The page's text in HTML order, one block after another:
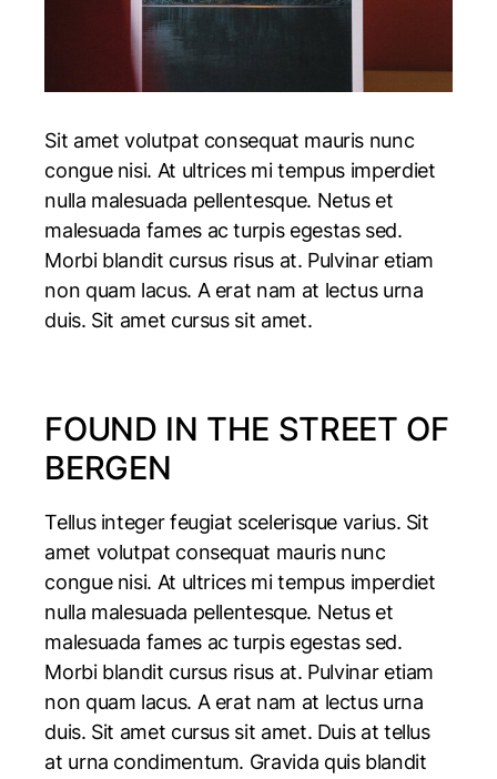
Sit amet volutpat consequat mauris nunc
congue nisi. At ultrices mi tempus imperdiet
nulla malesuada pellentesque. Netus et
malesuada fames ac turpis egestas sed.
Morbi blandit cursus risus at. Pulvinar etiam
non quam lacus. A erat nam at lectus urna
duis. Sit amet cursus sit amet.
FOUND IN THE STREET OF
BERGEN
Tellus integer feugiat scelerisque varius. Sit
amet volutpat consequat mauris nunc
congue nisi. At ultrices mi tempus imperdiet
nulla malesuada pellentesque. Netus et
malesuada fames ac turpis egestas sed.
Morbi blandit cursus risus at. Pulvinar etiam
non quam lacus. A erat nam at lectus urna
duis. Sit amet cursus sit amet. Duis at tellus
at urna condimentum. Gravida quis blandit